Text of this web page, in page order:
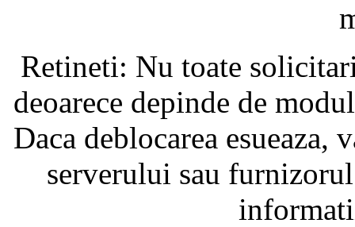
Retineti: Nu toate
deoarece depinde de
Daca deblocarea
serverului sau